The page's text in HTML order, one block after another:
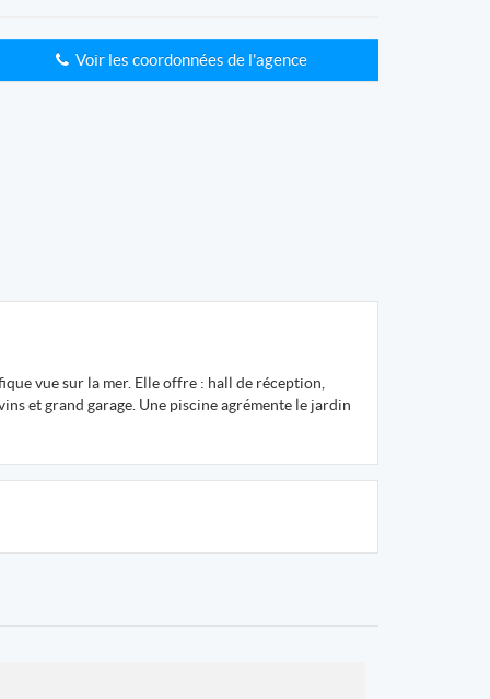
Voir les coordonnées de l'agence
vue sur la mer. Elle offre : hall de réception,
et grand garage. Une piscine agrémente le jardin